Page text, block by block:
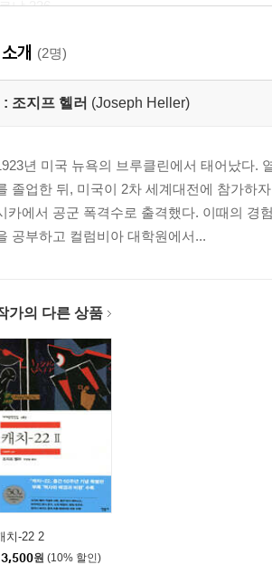
냐 236
샘슨 277
차드와 렌 286
치아나 300
스카트 대령 363
트콤 상등병 382
리들 장군 400
-22』라는 대어를 낚아 올리기/조지프 헬러
판 『캐치-22』의 서문/조지프 헬러 459
개 (2명)
: 조지프 헬러 (Joseph Heller)
년 미국 뉴욕의 브루클린에서 태어났다.
졸업한 뒤, 미국이 2차 세계대전에 참가하
카에서 공군 폭격수로 출격했다. 이때의 경
공부하고 컬럼비아 대학원에서...
가의 다른 상품
치-22 2
원 (10% 할인)